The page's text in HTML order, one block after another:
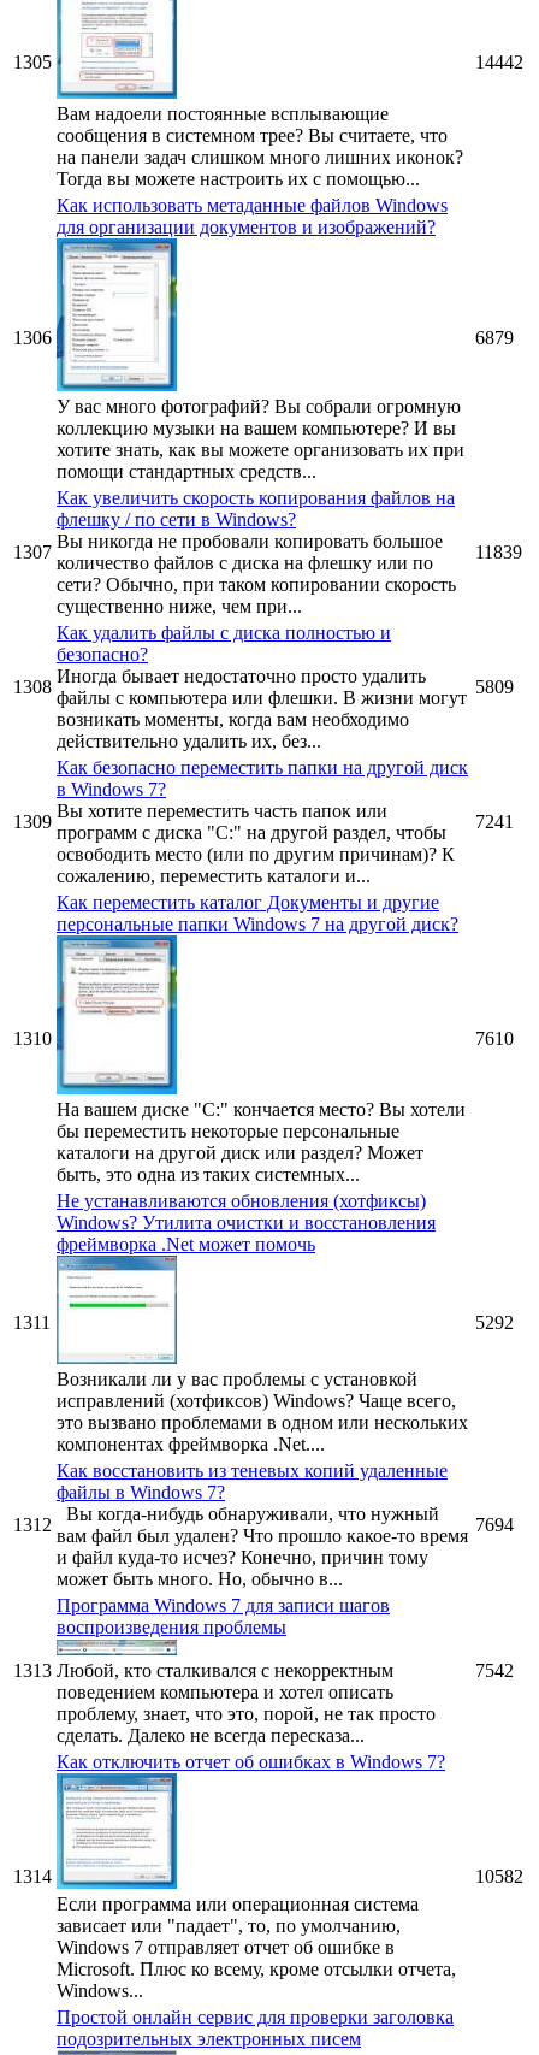
1305
Вам надоели постоянные всплывающие
сообщения в системном трее? Вы считаете, что
на панели задач слишком много лишних иконок?
Тогда вы можете настроить их с помощью...
14442
1306
Как использовать метаданные файлов Windows
для организации документов и изображений?
У вас много фотографий? Вы собрали огромную
коллекцию музыки на вашем компьютере? И вы
хотите знать, как вы можете организовать их при
помощи стандартных средств...
6879
1307
Как увеличить скорость копирования файлов на
флешку / по сети в Windows?
Вы никогда не пробовали копировать большое
количество файлов с диска на флешку или по
сети? Обычно, при таком копировании скорость
существенно ниже, чем при...
11839
1308
Как удалить файлы с диска полностью и
безопасно?
Иногда бывает недостаточно просто удалить
файлы с компьютера или флешки. В жизни могут
возникать моменты, когда вам необходимо
действительно удалить их, без...
5809
1309
Как безопасно переместить папки на другой диск
в Windows 7?
Вы хотите переместить часть папок или
программ с диска "C:" на другой раздел, чтобы
освободить место (или по другим причинам)? К
сожалению, переместить каталоги и...
7241
1310
Как переместить каталог Документы и другие
персональные папки Windows 7 на другой диск?
На вашем диске "C:" кончается место? Вы хотели
бы переместить некоторые персональные
каталоги на другой диск или раздел? Может
быть, это одна из таких системных...
7610
1311
Не устанавливаются обновления (хотфиксы)
Windows? Утилита очистки и восстановления
фреймворка .Net может помочь
Возникали ли у вас проблемы с установкой
исправлений (хотфиксов) Windows? Чаще всего,
это вызвано проблемами в одном или нескольких
компонентах фреймворка .Net....
5292
1312
Как восстановить из теневых копий удаленные
файлы в Windows 7?
Вы когда-нибудь обнаруживали, что нужный
вам файл был удален? Что прошло какое-то время
и файл куда-то исчез? Конечно, причин тому
может быть много. Но, обычно в...
7694
1313
Программа Windows 7 для записи шагов
воспроизведения проблемы
Любой, кто сталкивался с некорректным
поведением компьютера и хотел описать
проблему, знает, что это, порой, не так просто
сделать. Далеко не всегда пересказа...
7542
1314
Как отключить отчет об ошибках в Windows 7?
Если программа или операционная система
зависает или "падает", то, по умолчанию,
Windows 7 отправляет отчет об ошибке в
Microsoft. Плюс ко всему, кроме отсылки отчета,
Windows...
10582
Простой онлайн сервис для проверки заголовка
подозрительных электронных писем